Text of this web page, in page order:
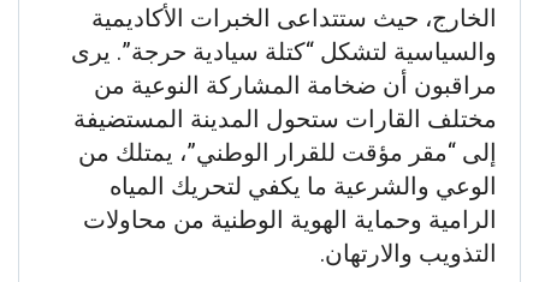
الخارج، حيث ستتداعى الخبرات الأكاديمية
والسياسية لتشكل “كتلة سيادية حرجة”. يرى
مراقبون أن ضخامة المشاركة النوعية من
مختلف القارات ستحول المدينة المستضيفة
إلى “مقر مؤقت للقرار الوطني”، يمتلك من
الوعي والشرعية ما يكفي لتحريك المياه
الرامية وحماية الهوية الوطنية من محاولات
التذويب والارتهان.